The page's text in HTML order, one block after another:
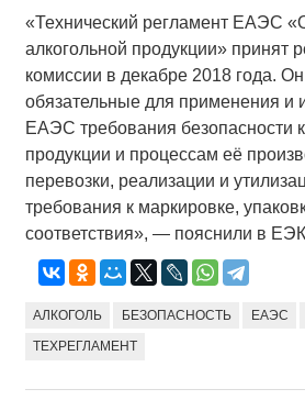
«Технический регламент ЕАЭС
алкогольной продукции» принят
комиссии в декабре 2018 года.
обязательные для применения и
ЕАЭС требования безопасности
продукции и процессам её
перевозки, реализации и
требования к маркировке,
соответствия», — пояснили в
АЛКОГОЛЬ БЕЗОПАСНОСТЬ ЕАЭС
ТЕХРЕГЛАМЕНТ